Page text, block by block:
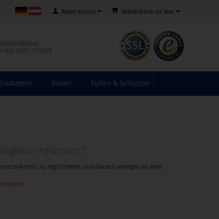
Warenkorb ist leer
Mein Konto
Folien Füllen & Schützen
zu registrieren und dauert weniger als eine